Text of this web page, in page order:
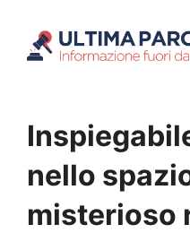
nello
misterioso